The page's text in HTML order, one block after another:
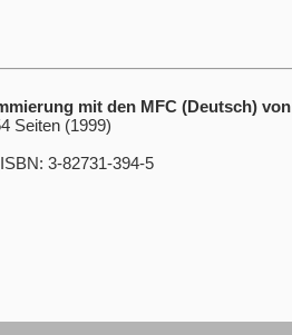
mit den MFC (Deutsch)
Seiten (1999)
3-82731-394-5